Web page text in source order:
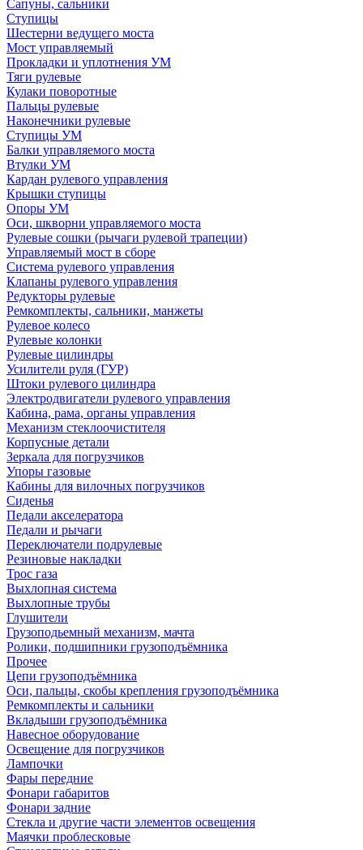
Сапуны, сальники
Ступицы
Шестерни ведущего моста
Мост управляемый
Прокладки и уплотнения УМ
Тяги рулевые
Кулаки поворотные
Пальцы рулевые
Наконечники рулевые
Ступицы УМ
Балки управляемого моста
Втулки УМ
Кардан рулевого управления
Крышки ступицы
Опоры УМ
Оси, шкворни управляемого моста
Рулевые сошки (рычаги рулевой трапеции)
Управляемый мост в сборе
Система рулевого управления
Клапаны рулевого управления
Редукторы рулевые
Ремкомплекты, сальники, манжеты
Рулевое колесо
Рулевые колонки
Рулевые цилиндры
Усилители руля (ГУР)
Штоки рулевого цилиндра
Электродвигатели рулевого управления
Кабина, рама, органы управления
Механизм стеклоочистителя
Корпусные детали
Зеркала для погрузчиков
Упоры газовые
Кабины для вилочных погрузчиков
Сиденья
Педали акселератора
Педали и рычаги
Переключатели подрулевые
Резиновые накладки
Трос газа
Выхлопная система
Выхлопные трубы
Глушители
Грузоподьемный механизм, мачта
Ролики, подшипники грузоподъёмника
Прочее
Цепи грузоподъёмника
Оси, пальцы, скобы крепления грузоподъёмника
Ремкомплекты и сальники
Вкладыши грузоподъёмника
Навесное оборудование
Освещение для погрузчиков
Лампочки
Фары передние
Фонари габаритов
Фонари задние
Стекла и другие части элементов освещения
Маячки проблесковые